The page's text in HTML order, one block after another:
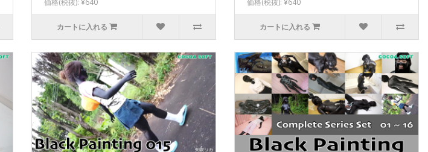
価格(税抜): ¥640
カートに入れる
価格(税抜): ¥640
カートに入れる